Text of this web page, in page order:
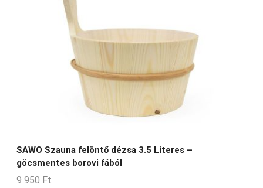
SAWO Szauna felöntő dézsa 3.5 Literes –
göcsmentes borovi fából
9 950 Ft